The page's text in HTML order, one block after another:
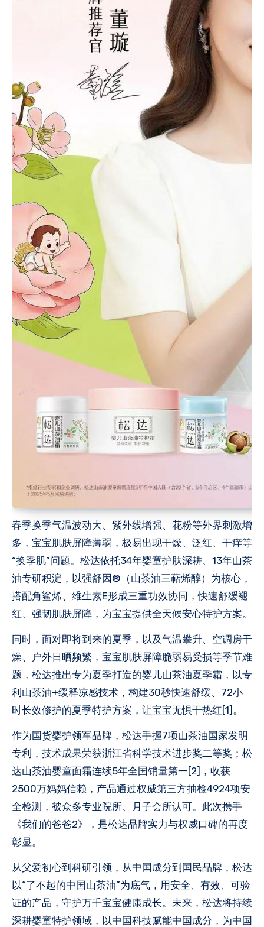
春季换季气温波动大、紫外线增强、花粉等外界刺激增
多，宝宝肌肤屏障薄弱，极易出现干燥、泛红、干痒等
“换季肌”问题。松达依托34年婴童护肤深耕、13年山茶
油专研积淀，以强舒因®（山茶油三萜烯醇）为核心，
搭配角鲨烯、维生素E形成三重功效协同，快速舒缓褪
红、强韧肌肤屏障，为宝宝提供全天候安心特护方案。
同时，面对即将到来的夏季，以及气温攀升、空调房干
燥、户外日晒频繁，宝宝肌肤屏障脆弱易受损等季节难
题，松达推出专为夏季打造的婴儿山茶油夏季霜，以专
利山茶油+缓释凉感技术，构建30秒快速舒缓、72小
时长效修护的夏季特护方案，让宝宝无惧干热红[1]。
作为国货婴护领军品牌，松达手握7项山茶油国家发明
专利，技术成果荣获浙江省科学技术进步奖二等奖；松
达山茶油婴童面霜连续5年全国销量第一[2]，收获
2500万妈妈信赖，产品通过权威第三方抽检4924项安
全检测，被众多专业院所、月子会所认可。此次携手
《我们的爸爸2》，是松达品牌实力与权威口碑的再度
彰显。
从父爱初心到科研引领，从中国成分到国民品牌，松达
以“了不起的中国山茶油”为底气，用安全、有效、可验
证的产品，守护万千宝宝健康成长。未来，松达将持续
深耕婴童特护领域，以中国科技赋能中国成分，为中国